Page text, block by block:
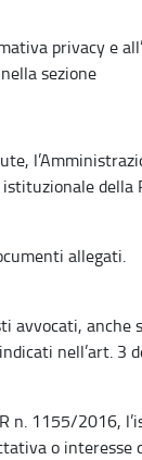
privacy e
sezione
della
allegati.
avvocati, anche
nell’art. 3
n. 1155/2016,
o interesse